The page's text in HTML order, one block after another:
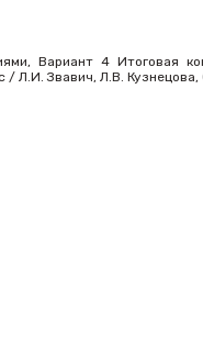
Вариант 4 Итоговая
/ Л.И. Звавич, Л.В. Кузнецова,